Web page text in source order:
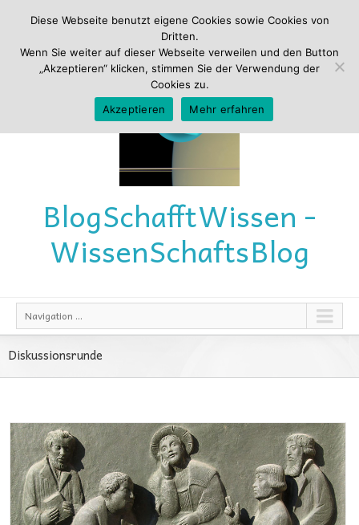
BlogSchafftWissen -
WissenSchaftsBlog
Navigation ...
Diskussionsrunde
Diese Webseite benutzt eigene Cookies sowie Cookies von
Dritten.
Wenn Sie weiter auf dieser Webseite verweilen und den Button
„Akzeptieren“ klicken, stimmen Sie der Verwendung der
Cookies zu.
Akzeptieren
Mehr erfahren